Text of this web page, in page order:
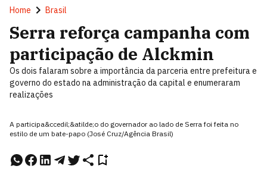
Home Brasil
Serra reforça campanha com
participação de Alckmin
Os dois falaram sobre a importância da parceria entre prefeitura e
governo do estado na administração da capital e enumeraram
realizações
A participa&ccedil;&atilde;o do governador ao lado de Serra foi feita no
estilo de um bate-papo (José Cruz/Agência Brasil)